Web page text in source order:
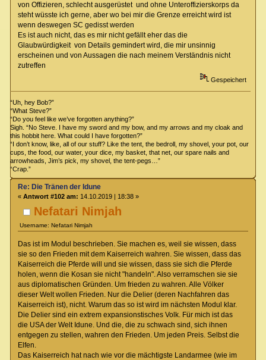
von Offizieren, schlecht ausgerüstet und ohne Unteroffizierskorps da
steht wüsste ich gerne, aber wo bei mir die Grenze erreicht wird ist
wenn deswegen SC gedisst werden
Es ist auch nicht, das es mir nicht gefällt eher das die
Glaubwürdigkeit von Details gemindert wird, die mir unsinnig
erscheinen und von Aussagen die nach meinem Verständnis nicht
zutreffen
Gespeichert
“Uh, hey Bob?”
“What Steve?”
“Do you feel like we’ve forgotten anything?”
Sigh. “No Steve. I have my sword and my bow, and my arrows and my cloak and
this hobbit here. What could I have forgotten?”
“I don’t know, like, all of our stuff? Like the tent, the bedroll, my shovel, your pot, our
cups, the food, our water, your dice, my basket, that net, our spare nails and
arrowheads, Jim’s pick, my shovel, the tent-pegs…”
“Crap.”
Nefatari Nimjah
Username: Nefatari Nimjah
Re: Die Tränen der Idune
« Antwort #102 am: 14.10.2019 | 18:38 »
Das ist im Modul beschrieben. Sie machen es, weil sie wissen, dass
sie so den Frieden mit dem Kaiserreich wahren. Sie wissen, dass das
Kaiserreich die Pferde will und sie wissen, dass sie sich die Pferde
holen, wenn die Kosan sie nicht "handeln". Also verramschen sie sie
aus diplomatischen Gründen. Um frieden zu wahren. Alle Völker
dieser Welt wollen Frieden. Nur die Delier (deren Nachfahren das
Kaiserreich ist), nicht. Warum das so ist wird im nächsten Modul klar.
Die Delier sind ein extrem expansionstisches Volk. Für mich ist das
die USA der Welt Idune. Und die, die zu schwach sind, sich ihnen
entgegen zu stellen, wahren den Frieden. Um jeden Preis. Selbst die
Elfen.
Das Kaiserreich hat nach wie vor die mächtigste Landarmee (wie im